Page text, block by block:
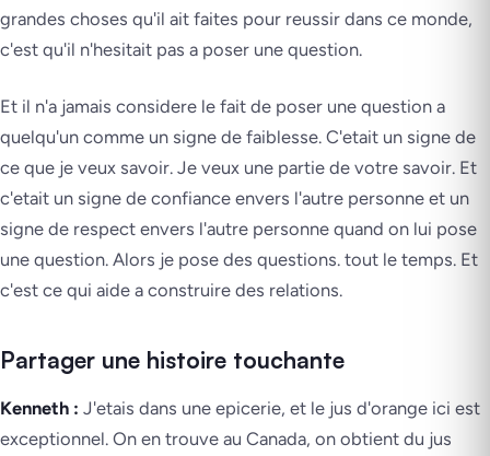
grandes choses qu'il ait faites pour reussir dans ce monde,
c'est qu'il n'hesitait pas a poser une question.
Et il n'a jamais considere le fait de poser une question a
quelqu'un comme un signe de faiblesse. C'etait un signe de
ce que je veux savoir. Je veux une partie de votre savoir. Et
c'etait un signe de confiance envers l'autre personne et un
signe de respect envers l'autre personne quand on lui pose
une question. Alors je pose des questions. tout le temps. Et
c'est ce qui aide a construire des relations.
Partager une histoire touchante
Kenneth : J'etais dans une epicerie, et le jus d'orange ici est
exceptionnel. On en trouve au Canada, on obtient du jus